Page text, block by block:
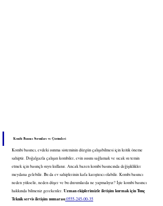
Kombi Basıncı Sorunları ve Çözümleri
Kombi basıncı, evdeki ısınma sisteminin düzgün çalışabilmesi için kritik öneme
sahiptir. Doğalgazla çalışan kombiler, evin ısısını sağlamak ve sıcak su temin
etmek için basınçlı suyu kullanır. Ancak bazen kombi basıncında değişiklikler
meydana gelebilir. Bu da ev sahiplerinin kafa karıştırıcı olabilir. Kombi basıncı
neden yükselir, neden düşer ve bu durumlarda ne yapmalıyız? İşte kombi basıncı
hakkında bilmeniz gerekenler. Uzman ekiplerimizle iletişim kurmak için Tunç
Teknik servis iletişim numarası 0555-245-00-35